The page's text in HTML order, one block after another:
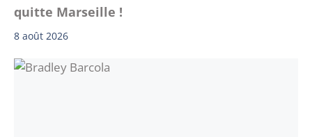
quitte Marseille !
8 août 2026